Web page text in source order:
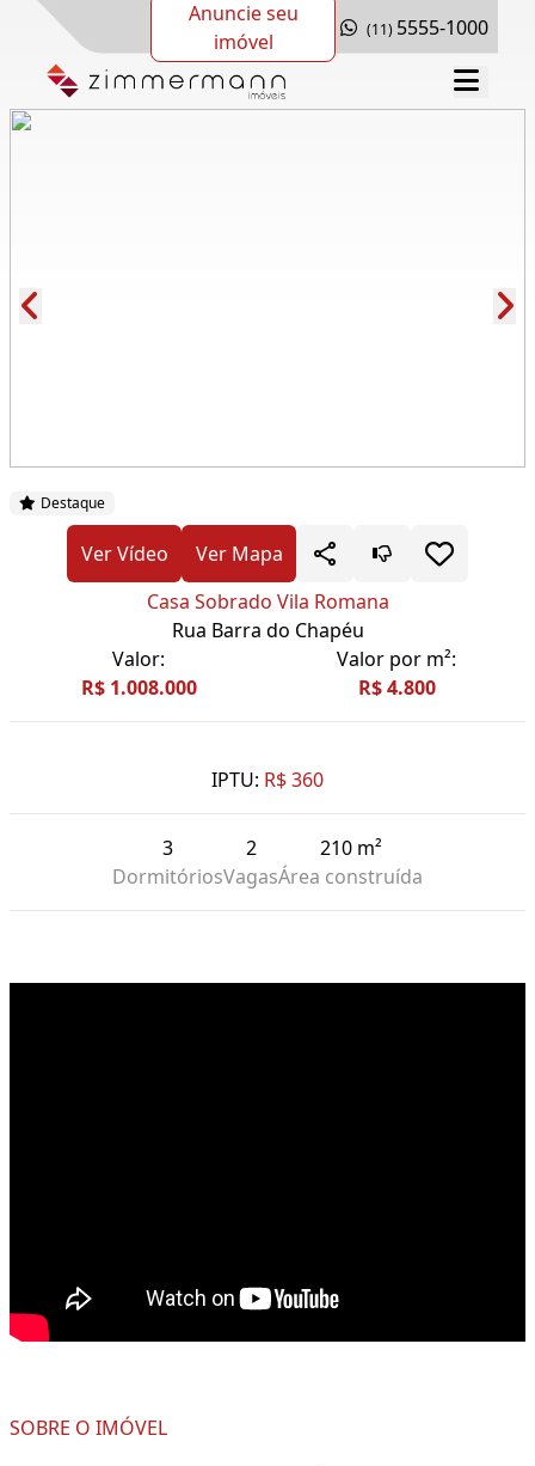
Anuncie seu
imóvel
(11) 5555-1000
Destaque
Ver Vídeo
Ver Mapa
Casa Sobrado Vila Romana
Rua Barra do Chapéu
Valor:
R$ 1.008.000
Valor por m²:
R$ 4.800
IPTU: R$ 360
3
Dormitórios
2
Vagas
210 m²
Área construída
SOBRE O IMÓVEL